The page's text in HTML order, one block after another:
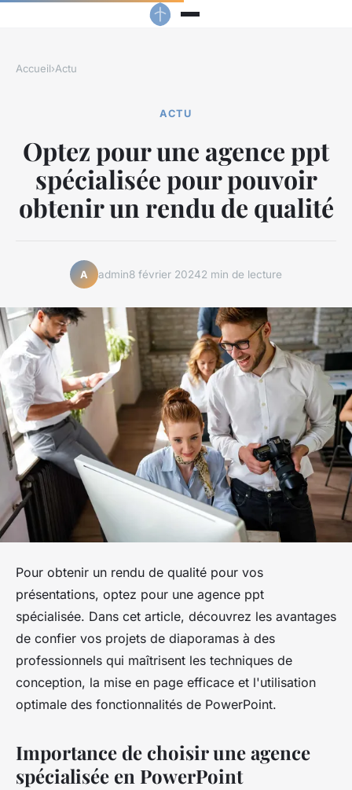
Accueil›Actu
ACTU
Optez pour une agence ppt
spécialisée pour pouvoir
obtenir un rendu de qualité
A admin8 février 20242 min de lecture
Pour obtenir un rendu de qualité pour vos
présentations, optez pour une agence ppt
spécialisée. Dans cet article, découvrez les avantages
de confier vos projets de diaporamas à des
professionnels qui maîtrisent les techniques de
conception, la mise en page efficace et l'utilisation
optimale des fonctionnalités de PowerPoint.
Importance de choisir une agence
spécialisée en PowerPoint